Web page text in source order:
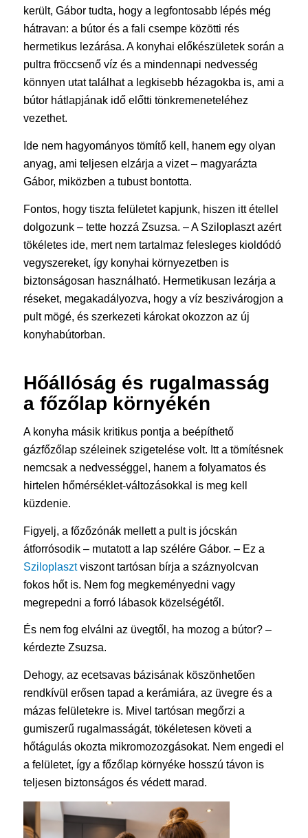
került, Gábor tudta, hogy a legfontosabb lépés még
hátravan: a bútor és a fali csempe közötti rés
hermetikus lezárása. A konyhai előkészületek során a
pultra fröccsenő víz és a mindennapi nedvesség
könnyen utat találhat a legkisebb hézagokba is, ami a
bútor hátlapjának idő előtti tönkremeneteléhez
vezethet.
Ide nem hagyományos tömítő kell, hanem egy olyan
anyag, ami teljesen elzárja a vizet – magyarázta
Gábor, miközben a tubust bontotta.
Fontos, hogy tiszta felületet kapjunk, hiszen itt étellel
dolgozunk – tette hozzá Zsuzsa. – A Sziloplaszt azért
tökéletes ide, mert nem tartalmaz felesleges kioldódó
vegyszereket, így konyhai környezetben is
biztonságosan használható. Hermetikusan lezárja a
réseket, megakadályozva, hogy a víz beszivárogjon a
pult mögé, és szerkezeti károkat okozzon az új
konyhabútorban.
Hőállóság és rugalmasság
a főzőlap környékén
A konyha másik kritikus pontja a beépíthető
gázfőzőlap széleinek szigetelése volt. Itt a tömítésnek
nemcsak a nedvességgel, hanem a folyamatos és
hirtelen hőmérséklet-változásokkal is meg kell
küzdenie.
Figyelj, a főzőzónák mellett a pult is jócskán
átforrósodik – mutatott a lap szélére Gábor. – Ez a
Sziloplasztviszont tartósan bírja a száznyolcvan
fokos hőt is. Nem fog megkeményedni vagy
megrepedni a forró lábasok közelségétől.
És nem fog elválni az üvegtől, ha mozog a bútor? –
kérdezte Zsuzsa.
Dehogy, az ecetsavas bázisának köszönhetően
rendkívül erősen tapad a kerámiára, az üvegre és a
mázas felületekre is. Mivel tartósan megőrzi a
gumiszerű rugalmasságát, tökéletesen követi a
hőtágulás okozta mikromozozgásokat. Nem engedi el
a felületet, így a főzőlap környéke hosszú távon is
teljesen biztonságos és védett marad.